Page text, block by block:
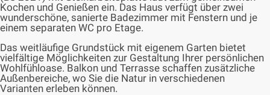
Kochen und Genießen ein. Das Haus verfügt über zwei
wunderschöne, sanierte Badezimmer mit Fenstern und je
einem separaten WC pro Etage.
Das weitläufige Grundstück mit eigenem Garten bietet
vielfältige Möglichkeiten zur Gestaltung Ihrer persönlichen
Wohlfühloase. Balkon und Terrasse schaffen zusätzliche
Außenbereiche, wo Sie die Natur in verschiedenen
Varianten erleben können.